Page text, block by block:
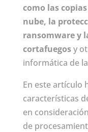
como las
nube, la
ransomware y
cortafuegosy
informática de
En este artículo
características
en
de